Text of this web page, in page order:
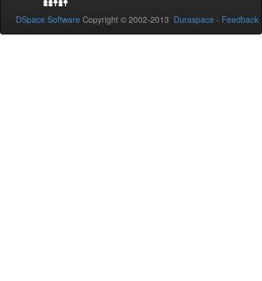
DSpace Software Copyright © 2002-2013 Duraspace - Feedback